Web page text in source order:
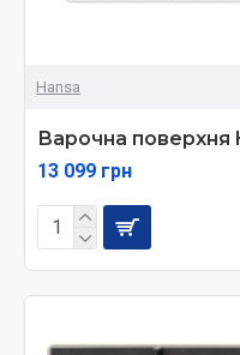
Hansa
Варочна поверхня
13 099 грн